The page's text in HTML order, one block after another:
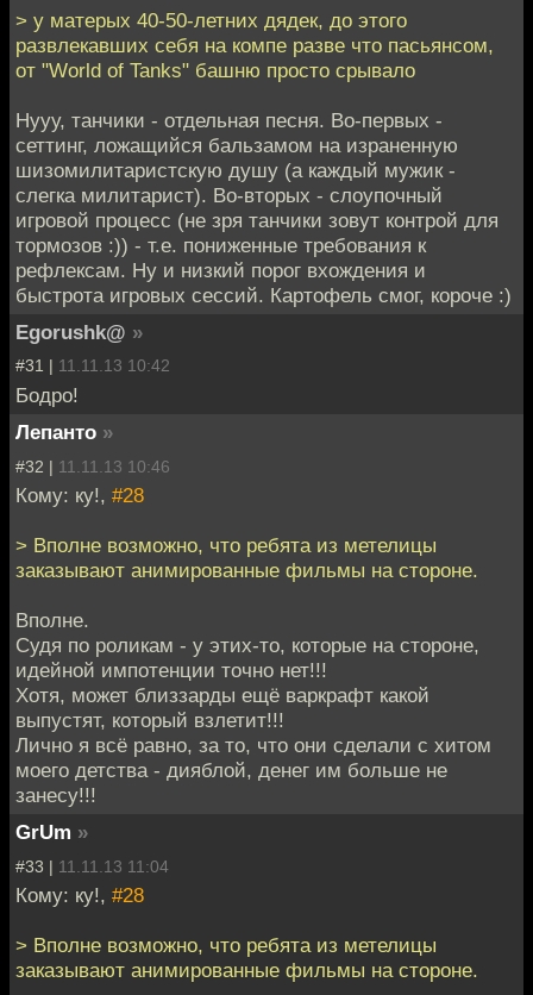
> у матерых 40-50-летних дядек, до этого
развлекавших себя на компе разве что пасьянсом,
от "World of Tanks" башню просто срывало
Нууу, танчики - отдельная песня. Во-первых -
сеттинг, ложащийся бальзамом на израненную
шизомилитаристскую душу (а каждый мужик -
слегка милитарист). Во-вторых - слоупочный
игровой процесс (не зря танчики зовут контрой для
тормозов :)) - т.е. пониженные требования к
рефлексам. Ну и низкий порог вхождения и
быстрота игровых сессий. Картофель смог, короче :)
Egorushk@ »
#31 | 11.11.13 10:42
Бодро!
Лепанто »
#32 | 11.11.13 10:46
Кому: ку!, #28
> Вполне возможно, что ребята из метелицы
заказывают анимированные фильмы на стороне.
Вполне.
Судя по роликам - у этих-то, которые на стороне,
идейной импотенции точно нет!!!
Хотя, может близзарды ещё варкрафт какой
выпустят, который взлетит!!!
Лично я всё равно, за то, что они сделали с хитом
моего детства - дияблой, денег им больше не
занесу!!!
GrUm »
#33 | 11.11.13 11:04
Кому: ку!, #28
> Вполне возможно, что ребята из метелицы
заказывают анимированные фильмы на стороне.